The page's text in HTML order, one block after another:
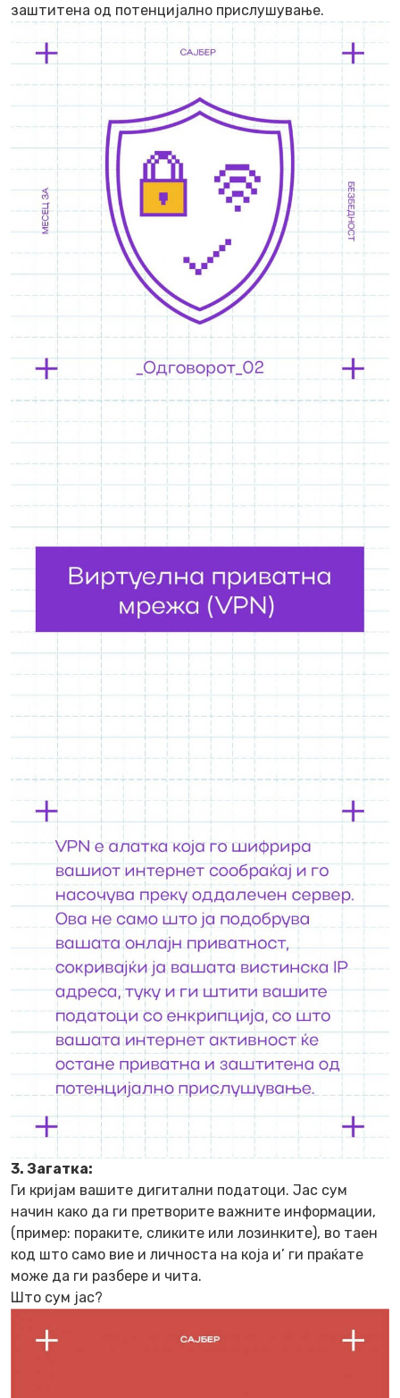
заштитена од потенцијално прислушување.
3. Загатка:
Ги кријам вашите дигитални податоци. Јас сум
начин како да ги претворите важните информации,
(пример: пораките, сликите или лозинките), во таен
код што само вие и личноста на која и’ ги праќате
може да ги разбере и чита.
Што сум јас?